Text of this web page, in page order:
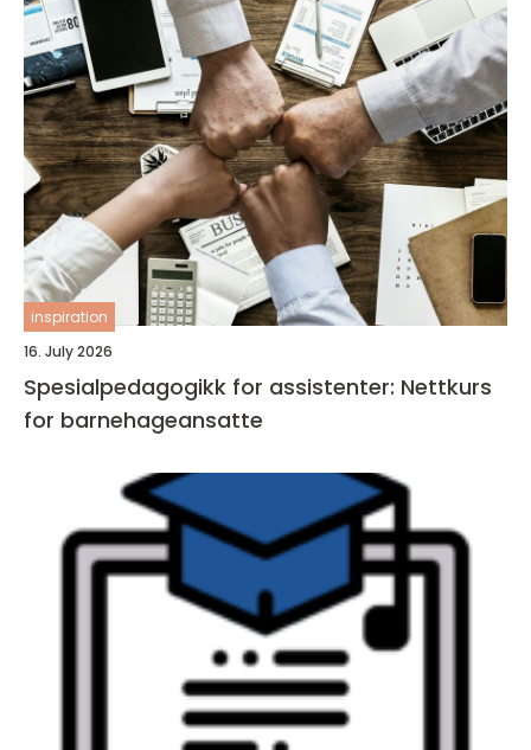
inspiration
16. July 2026
Spesialpedagogikk for assistenter: Nettkurs
for barnehageansatte